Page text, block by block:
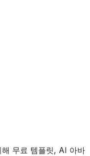
무료 템플릿, AI 아바